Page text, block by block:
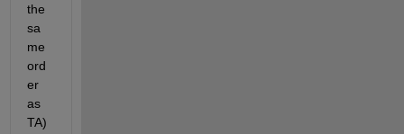
the
sa
me
ord
er
as
TA)